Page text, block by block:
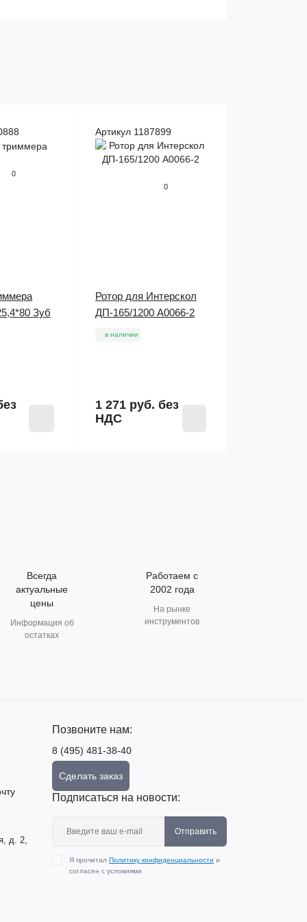
0
Зуб
Артикул 1187899
0
Ротор для Интерскол
ДП-165/1200 A0066-2
в наличии
1 271 руб. без
НДС
Всегда
актуальные
цены
Информация об
остатках
Работаем с
2002 года
На рынке
инструментов
д. 2,
Позвоните нам:
8 (495) 481-38-40
Сделать заказ
Подписаться на новости:
Отправить
Я прочитал Политику конфиденциальности и
согласен с условиями